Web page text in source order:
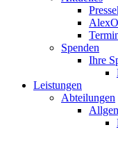
Spenden
Ihre
Leistungen
Abteilungen